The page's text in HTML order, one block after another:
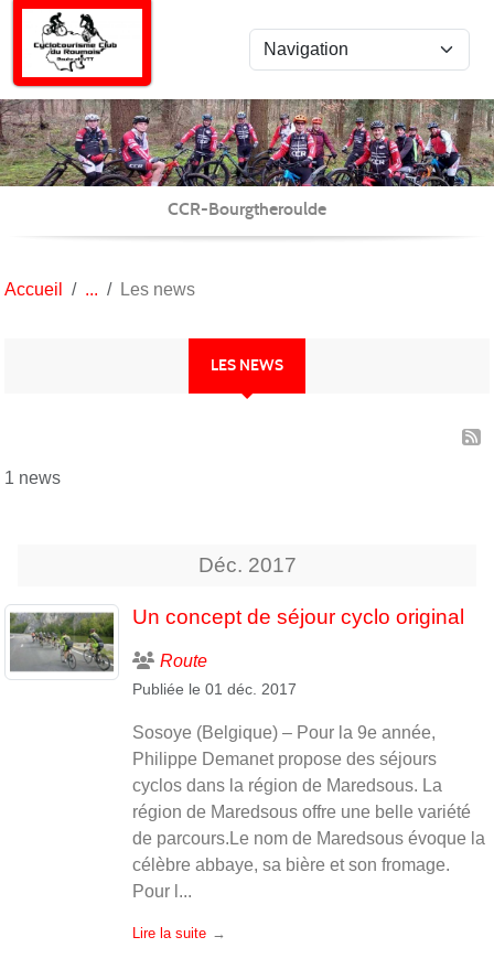
CCR-Bourgtheroulde
Accueil Les news
LES NEWS
1 news
Déc. 2017
Un concept de séjour cyclo original
Route
Publiée le 01 déc. 2017
Sosoye (Belgique) – Pour la 9e année,
Philippe Demanet propose des séjours
cyclos dans la région de Maredsous. La
région de Maredsous offre une belle variété
de parcours.Le nom de Maredsous évoque la
célèbre abbaye, sa bière et son fromage.
Pour l...
Lire la suite
Panneau de gestion des cookies